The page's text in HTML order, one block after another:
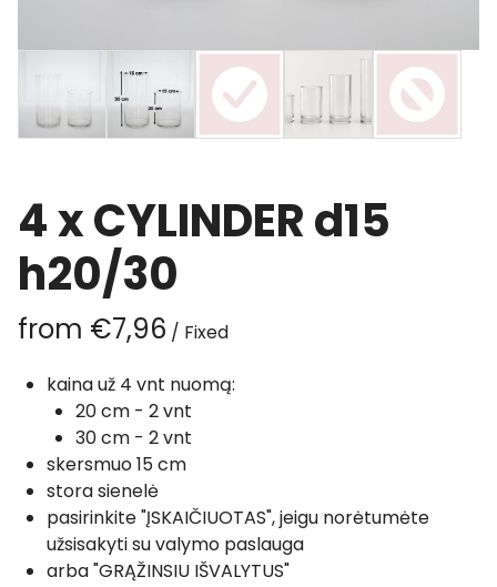
4 x CYLINDER d15
h20/30
/
kaina už 4 vnt nuomą:
20 cm - 2 vnt
30 cm - 2 vnt
skersmuo 15 cm
stora sienelė
pasirinkite "ĮSKAIČIUOTAS", jeigu norėtumėte
užsisakyti su valymo paslauga
arba "GRĄŽINSIU IŠVALYTUS"